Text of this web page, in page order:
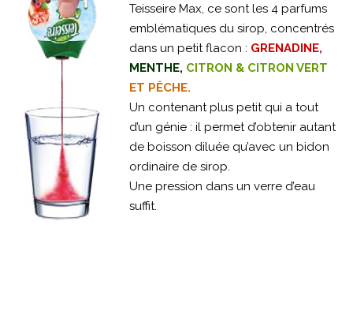
Teisseire Max, ce sont les 4 parfums
emblématiques du sirop, concentrés
dans un petit flacon : GRENADINE,
MENTHE, CITRON & CITRON VERT
ET PÊCHE.
Un contenant plus petit qui a tout
d’un génie : il permet d’obtenir autant
de boisson diluée qu’avec un bidon
ordinaire de sirop.
Une pression dans un verre d’eau
suffit.